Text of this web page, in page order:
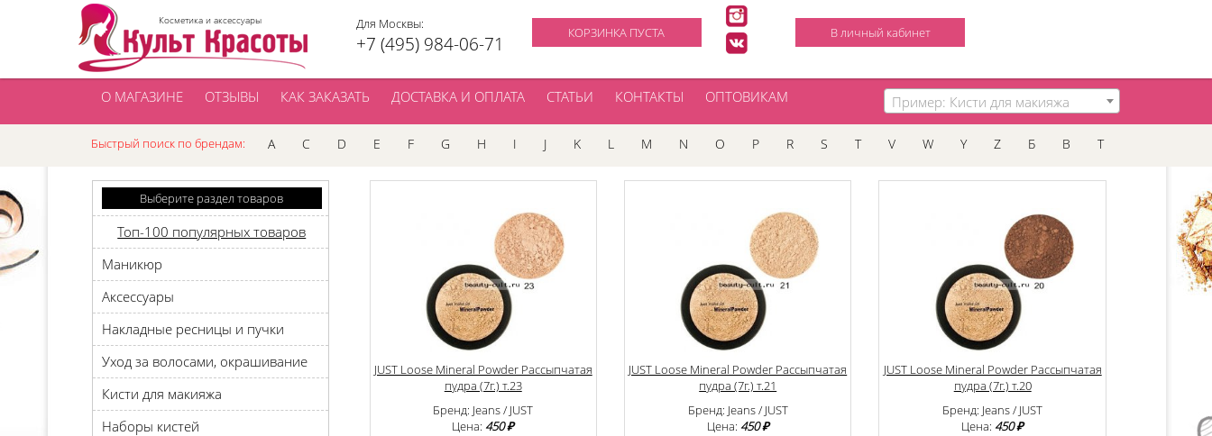
Косметика и аксессуары Для Москвы:
+7 (495) 984-06-71
КОРЗИНКА ПУСТА В личный кабинет
О МАГАЗИНЕ ОТЗЫВЫ КАК ЗАКАЗАТЬ ДОСТАВКА И ОПЛАТА СТАТЬИ КОНТАКТЫ ОПТОВИКАМ Пример: Кисти для макияжа
Быстрый поиск по брендам: A C D E F G H I J K L M N O P R S T V W Y Z Б В Т
Выберите раздел товаров
Топ-100 популярных товаров
Маникюр
Аксессуары
Накладные ресницы и пучки
Уход за волосами, окрашивание
Кисти для макияжа
Наборы кистей
JUST Loose Mineral Powder Рассыпчатая
пудра (7г.) т.23
Бренд: Jeans / JUST
Цена: 450 ₽
JUST Loose Mineral Powder Рассыпчатая
пудра (7г.) т.21
Бренд: Jeans / JUST
Цена: 450 ₽
JUST Loose Mineral Powder Рассыпчатая
пудра (7г.) т.20
Бренд: Jeans / JUST
Цена: 450 ₽